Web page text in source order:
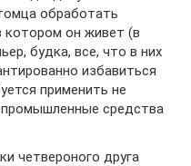
обработать
котором он живет (в
будка, все, что в них
избавиться
применить не
средства
четвероного друга